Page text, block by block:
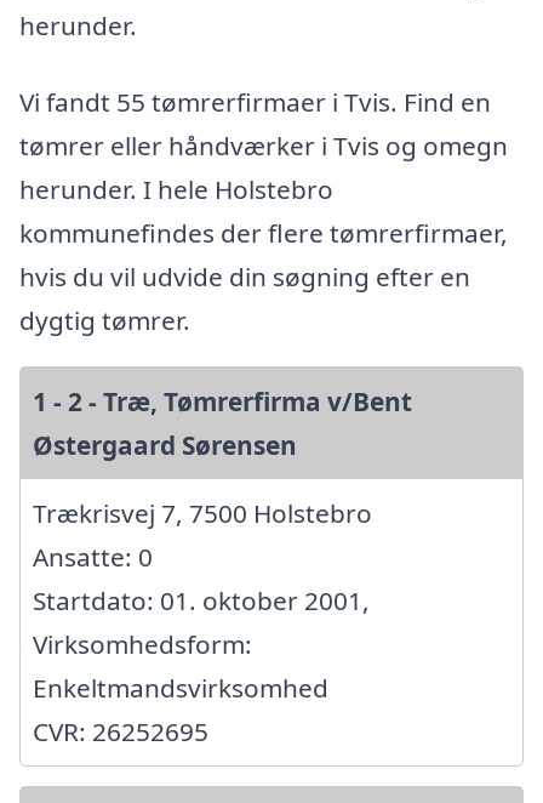
herunder.
Vi fandt 55 tømrerfirmaer i Tvis. Find en
tømrer eller håndværker i Tvis og omegn
herunder. I hele Holstebro
kommunefindes der flere tømrerfirmaer,
hvis du vil udvide din søgning efter en
dygtig tømrer.
1 - 2 - Træ, Tømrerfirma v/Bent
Østergaard Sørensen
Trækrisvej 7, 7500 Holstebro
Ansatte: 0
Startdato: 01. oktober 2001,
Virksomhedsform:
Enkeltmandsvirksomhed
CVR: 26252695